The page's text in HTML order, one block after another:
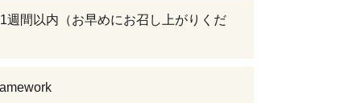
週間以内（お早めにお召し上がりくだ